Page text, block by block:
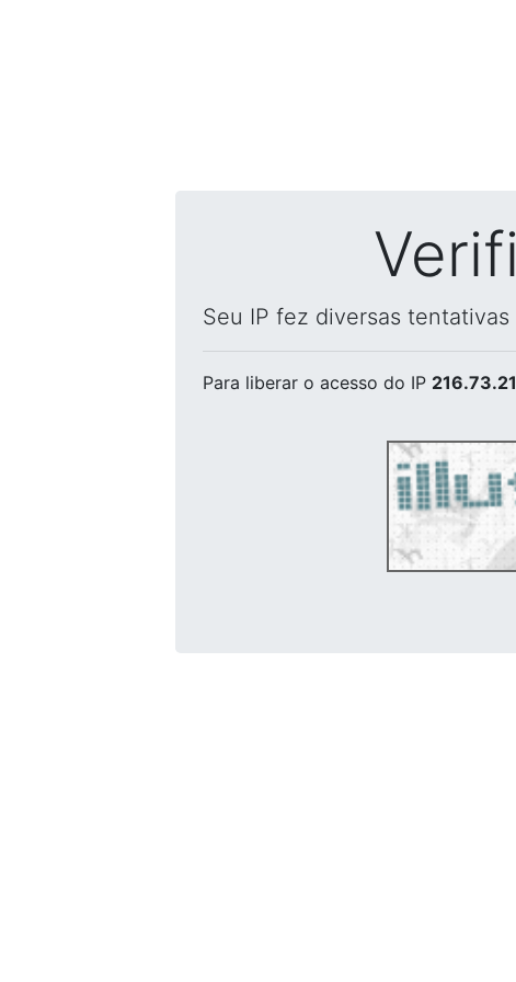
Seu IP fez diversas
Para liberar o acesso do IP